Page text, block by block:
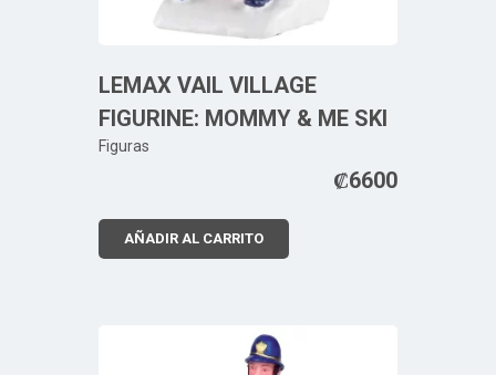
LEMAX VAIL VILLAGE
FIGURINE: MOMMY & ME SKI
Figuras
₡6600
AÑADIR AL CARRITO